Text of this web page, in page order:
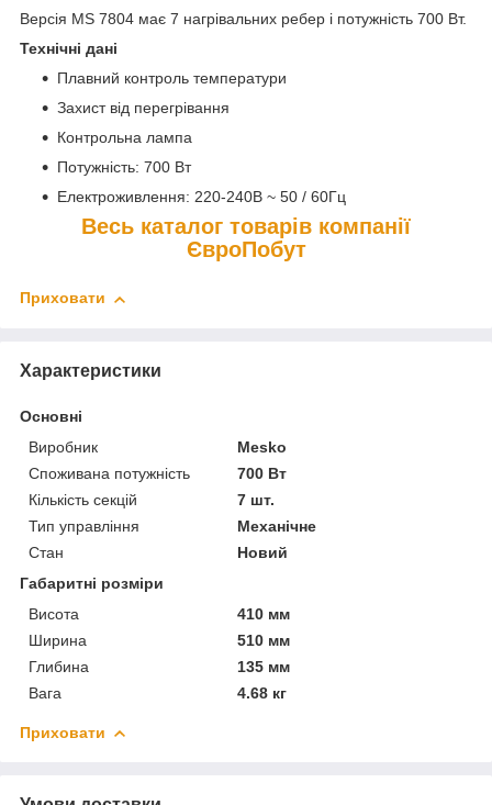
Версія MS 7804 має 7 нагрівальних ребер і потужність 700 Вт.
Технічні дані
Плавний контроль температури
Захист від перегрівання
Контрольна лампа
Потужність: 700 Вт
Електроживлення: 220-240В ~ 50 / 60Гц
Весь каталог товарів компанії
ЄвроПобут
Приховати
Характеристики
Основні
Виробник
Mesko
Споживана потужність
700 Вт
Кількість секцій
7 шт.
Тип управління
Механічне
Стан
Новий
Габаритні розміри
Висота
410 мм
Ширина
510 мм
Глибина
135 мм
Вага
4.68 кг
Приховати